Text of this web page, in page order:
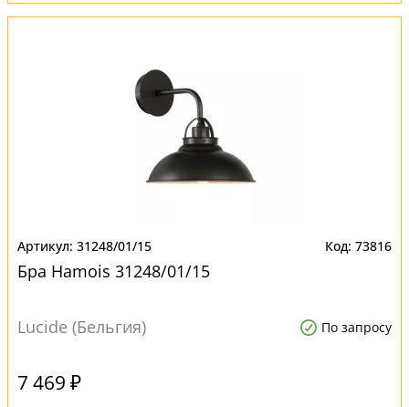
31248/01/15 73816
Бра Hamois 31248/01/15
Lucide (Бельгия) По запросу
7 469 ₽